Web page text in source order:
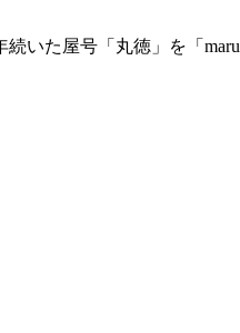
いた屋号「丸徳」を「